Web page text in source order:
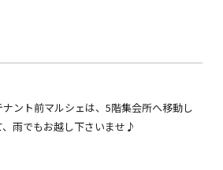
ント前マルシェは、5階集会所へ移動し
雨でもお越し下さいませ♪